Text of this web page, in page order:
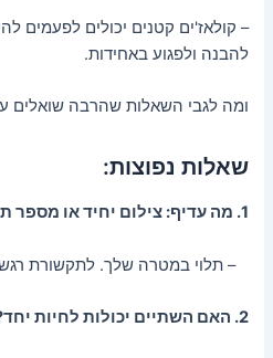
– קולאז'ים קטנים יכולים לפעמים
להבנה ולפגוע באחידות.
ומה לגבי השאלות שהרבה שואלים
שאלות נפוצות:
1. מה עדיף: צילום יחיד או מספר תמונות?
– תלוי במטרה שלך. לתקשורת
2. האם השתיים יכולות לחיות יחד?